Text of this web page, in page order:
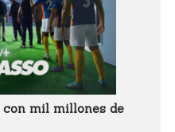
con mil millones de